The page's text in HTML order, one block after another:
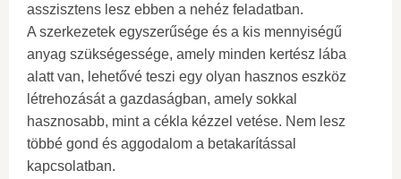
asszisztens lesz ebben a nehéz feladatban.
A szerkezetek egyszerűsége és a kis mennyiségű
anyag szükségessége, amely minden kertész lába
alatt van, lehetővé teszi egy olyan hasznos eszköz
létrehozását a gazdaságban, amely sokkal
hasznosabb, mint a cékla kézzel vetése. Nem lesz
többé gond és aggodalom a betakarítással
kapcsolatban.